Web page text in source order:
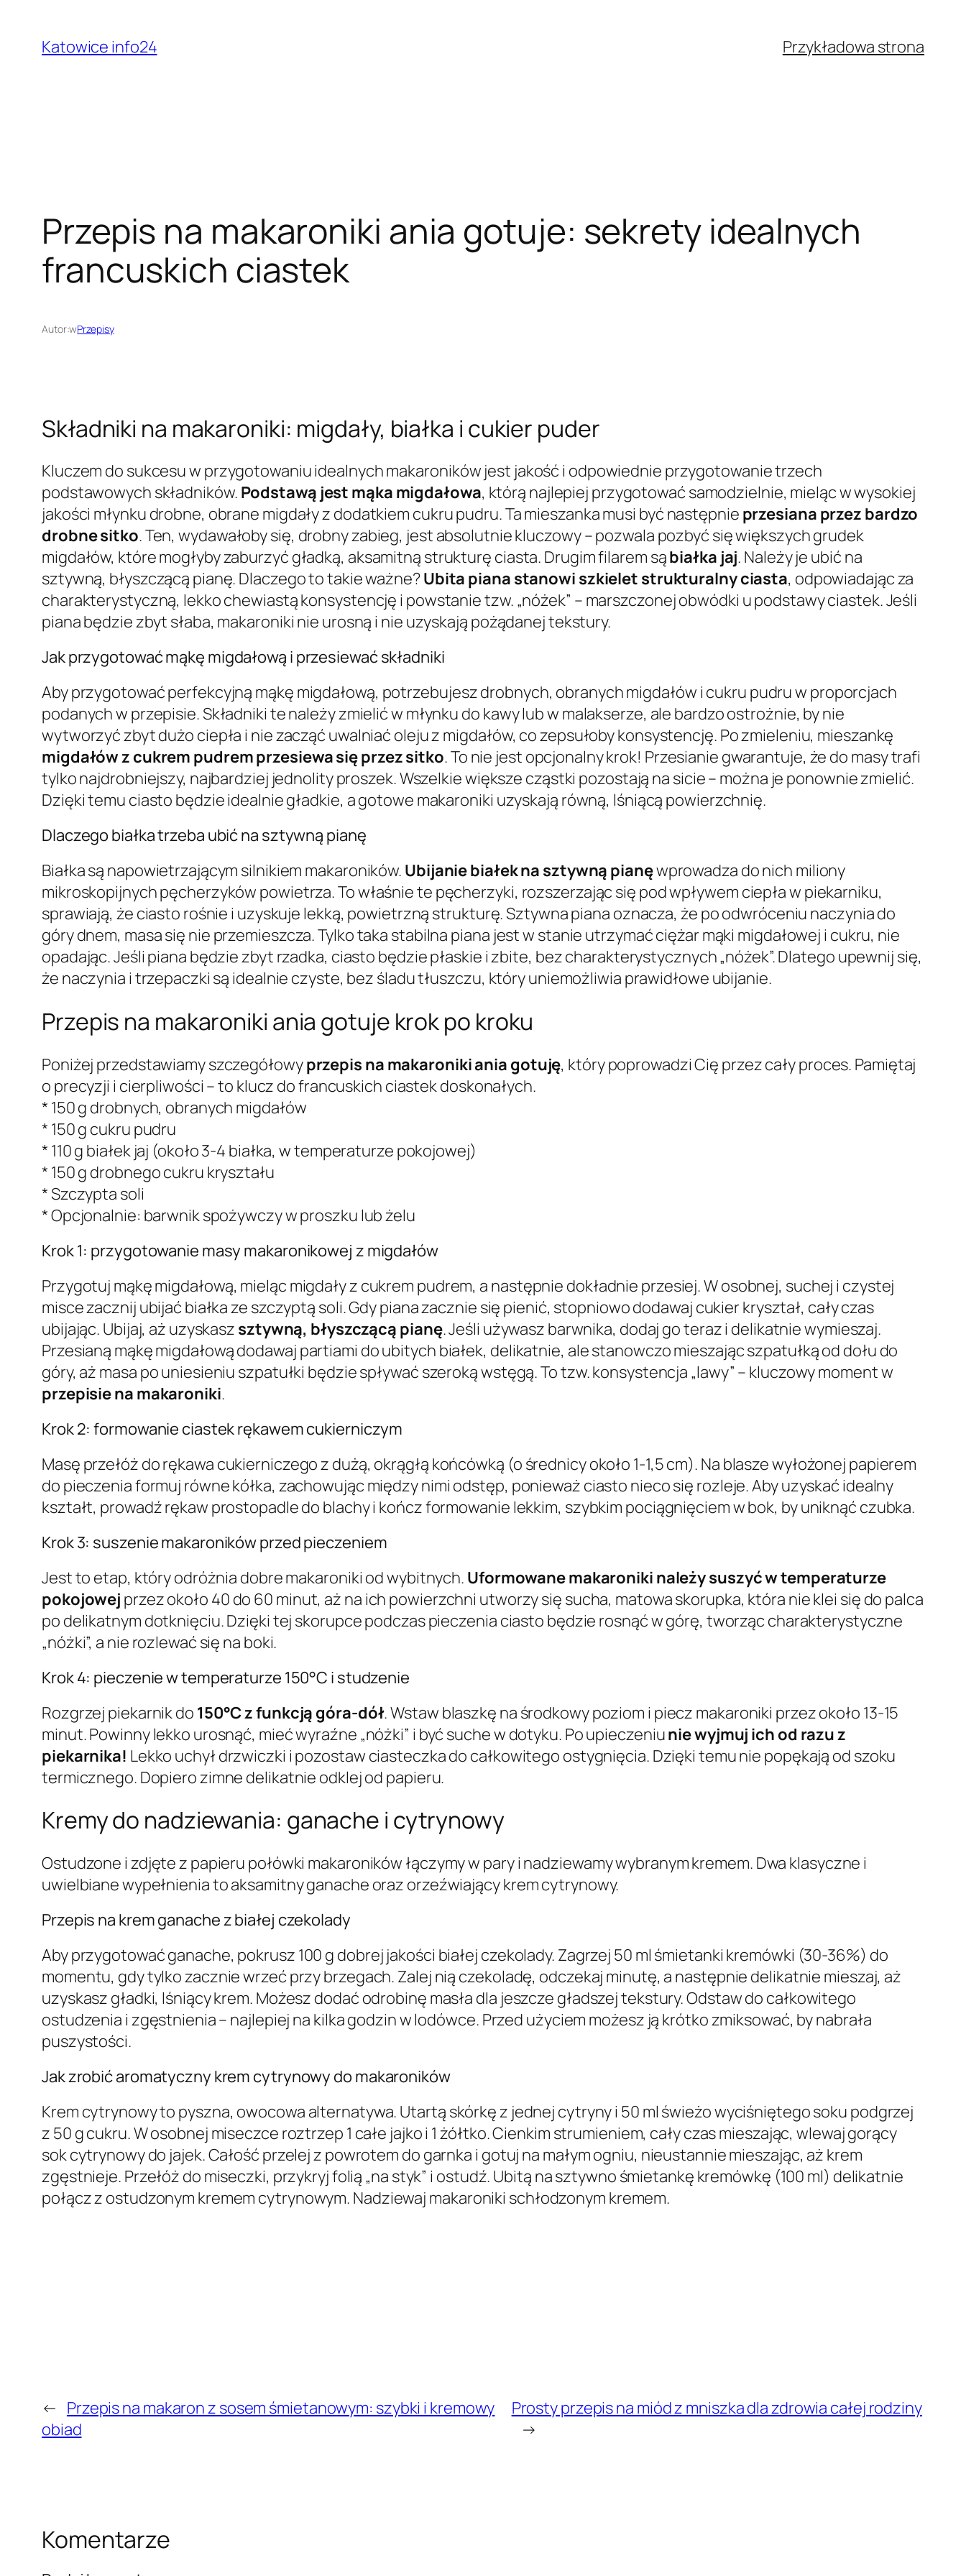
treści
Katowice info24 Przykładowa strona
Przepis na makaroniki ania gotuje: sekrety idealnych
francuskich ciastek
Autor:wPrzepisy
Składniki na makaroniki: migdały, białka i cukier puder
Kluczem do sukcesu w przygotowaniu idealnych makaroników jest jakość i odpowiednie przygotowanie trzech
podstawowych składników. Podstawą jest mąka migdałowa, którą najlepiej przygotować samodzielnie, mieląc w wysokiej
jakości młynku drobne, obrane migdały z dodatkiem cukru pudru. Ta mieszanka musi być następnie przesiana przez bardzo
drobne sitko. Ten, wydawałoby się, drobny zabieg, jest absolutnie kluczowy – pozwala pozbyć się większych grudek
migdałów, które mogłyby zaburzyć gładką, aksamitną strukturę ciasta. Drugim filarem sąbiałka jaj. Należy je ubić na
sztywną, błyszczącą pianę. Dlaczego to takie ważne?Ubita piana stanowi szkielet strukturalny ciasta, odpowiadając za
charakterystyczną, lekko chewiastą konsystencję i powstanie tzw. „nóżek” – marszczonej obwódki u podstawy ciastek. Jeśli
piana będzie zbyt słaba, makaroniki nie urosną i nie uzyskają pożądanej tekstury.
Jak przygotować mąkę migdałową i przesiewać składniki
Aby przygotować perfekcyjną mąkę migdałową, potrzebujesz drobnych, obranych migdałów i cukru pudru w proporcjach
podanych w przepisie. Składniki te należy zmielić w młynku do kawy lub w malakserze, ale bardzo ostrożnie, by nie
wytworzyć zbyt dużo ciepła i nie zacząć uwalniać oleju z migdałów, co zepsułoby konsystencję. Po zmieleniu, mieszankę
migdałów z cukrem pudrem przesiewa się przez sitko. To nie jest opcjonalny krok! Przesianie gwarantuje, że do masy trafi
tylko najdrobniejszy, najbardziej jednolity proszek. Wszelkie większe cząstki pozostają na sicie – można je ponownie zmielić.
Dzięki temu ciasto będzie idealnie gładkie, a gotowe makaroniki uzyskają równą, lśniącą powierzchnię.
Dlaczego białka trzeba ubić na sztywną pianę
Białka są napowietrzającym silnikiem makaroników. Ubijanie białek na sztywną pianęwprowadza do nich miliony
mikroskopijnych pęcherzyków powietrza. To właśnie te pęcherzyki, rozszerzając się pod wpływem ciepła w piekarniku,
sprawiają, że ciasto rośnie i uzyskuje lekką, powietrzną strukturę. Sztywna piana oznacza, że po odwróceniu naczynia do
góry dnem, masa się nie przemieszcza. Tylko taka stabilna piana jest w stanie utrzymać ciężar mąki migdałowej i cukru, nie
opadając. Jeśli piana będzie zbyt rzadka, ciasto będzie płaskie i zbite, bez charakterystycznych „nóżek”. Dlatego upewnij się,
że naczynia i trzepaczki są idealnie czyste, bez śladu tłuszczu, który uniemożliwia prawidłowe ubijanie.
Przepis na makaroniki ania gotuje krok po kroku
Poniżej przedstawiamy szczegółowyprzepis na makaroniki ania gotuję, który poprowadzi Cię przez cały proces. Pamiętaj
o precyzji i cierpliwości – to klucz do francuskich ciastek doskonałych.
* 150 g drobnych, obranych migdałów
* 150 g cukru pudru
* 110 g białek jaj (około 3-4 białka, w temperaturze pokojowej)
* 150 g drobnego cukru kryształu
* Szczypta soli
* Opcjonalnie: barwnik spożywczy w proszku lub żelu
Krok 1: przygotowanie masy makaronikowej z migdałów
Przygotuj mąkę migdałową, mieląc migdały z cukrem pudrem, a następnie dokładnie przesiej. W osobnej, suchej i czystej
misce zacznij ubijać białka ze szczyptą soli. Gdy piana zacznie się pienić, stopniowo dodawaj cukier kryształ, cały czas
ubijając. Ubijaj, aż uzyskasz sztywną, błyszczącą pianę. Jeśli używasz barwnika, dodaj go teraz i delikatnie wymieszaj.
Przesianą mąkę migdałową dodawaj partiami do ubitych białek, delikatnie, ale stanowczo mieszając szpatułką od dołu do
góry, aż masa po uniesieniu szpatułki będzie spływać szeroką wstęgą. To tzw. konsystencja „lawy” – kluczowy moment w
przepisie na makaroniki.
Krok 2: formowanie ciastek rękawem cukierniczym
Masę przełóż do rękawa cukierniczego z dużą, okrągłą końcówką (o średnicy około 1-1,5 cm). Na blasze wyłożonej papierem
do pieczenia formuj równe kółka, zachowując między nimi odstęp, ponieważ ciasto nieco się rozleje. Aby uzyskać idealny
kształt, prowadź rękaw prostopadle do blachy i kończ formowanie lekkim, szybkim pociągnięciem w bok, by uniknąć czubka.
Krok 3: suszenie makaroników przed pieczeniem
Jest to etap, który odróżnia dobre makaroniki od wybitnych. Uformowane makaroniki należy suszyć w temperaturze
pokojowej przez około 40 do 60 minut, aż na ich powierzchni utworzy się sucha, matowa skorupka, która nie klei się do palca
po delikatnym dotknięciu. Dzięki tej skorupce podczas pieczenia ciasto będzie rosnąć w górę, tworząc charakterystyczne
„nóżki”, a nie rozlewać się na boki.
Krok 4: pieczenie w temperaturze 150°C i studzenie
Rozgrzej piekarnik do 150°C z funkcją góra-dół. Wstaw blaszkę na środkowy poziom i piecz makaroniki przez około 13-15
minut. Powinny lekko urosnąć, mieć wyraźne „nóżki” i być suche w dotyku. Po upieczeniunie wyjmuj ich od razu z
piekarnika! Lekko uchył drzwiczki i pozostaw ciasteczka do całkowitego ostygnięcia. Dzięki temu nie popękają od szoku
termicznego. Dopiero zimne delikatnie odklej od papieru.
Kremy do nadziewania: ganache i cytrynowy
Ostudzone i zdjęte z papieru połówki makaroników łączymy w pary i nadziewamy wybranym kremem. Dwa klasyczne i
uwielbiane wypełnienia to aksamitny ganache oraz orzeźwiający krem cytrynowy.
Przepis na krem ganache z białej czekolady
Aby przygotować ganache, pokrusz 100 g dobrej jakości białej czekolady. Zagrzej 50 ml śmietanki kremówki (30-36%) do
momentu, gdy tylko zacznie wrzeć przy brzegach. Zalej nią czekoladę, odczekaj minutę, a następnie delikatnie mieszaj, aż
uzyskasz gładki, lśniący krem. Możesz dodać odrobinę masła dla jeszcze gładszej tekstury. Odstaw do całkowitego
ostudzenia i zgęstnienia – najlepiej na kilka godzin w lodówce. Przed użyciem możesz ją krótko zmiksować, by nabrała
puszystości.
Jak zrobić aromatyczny krem cytrynowy do makaroników
Krem cytrynowy to pyszna, owocowa alternatywa. Utartą skórkę z jednej cytryny i 50 ml świeżo wyciśniętego soku podgrzej
z 50 g cukru. W osobnej miseczce roztrzep 1 całe jajko i 1 żółtko. Cienkim strumieniem, cały czas mieszając, wlewaj gorący
sok cytrynowy do jajek. Całość przelej z powrotem do garnka i gotuj na małym ogniu, nieustannie mieszając, aż krem
zgęstnieje. Przełóż do miseczki, przykryj folią „na styk” i ostudź. Ubitą na sztywno śmietankę kremówkę (100 ml) delikatnie
połącz z ostudzonym kremem cytrynowym. Nadziewaj makaroniki schłodzonym kremem.
← Przepis na makaron z sosem śmietanowym: szybki i kremowy
obiad
Prosty przepis na miód z mniszka dla zdrowia całej rodziny
→
Komentarze